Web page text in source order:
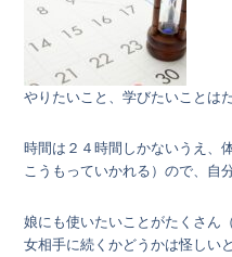
やりたいこと、学びたいことは
時間は２４時間しかないうえ、
こうもっていかれる）ので、自
娘にも使いたいことがたくさん
女相手に続くかどうかは怪しい